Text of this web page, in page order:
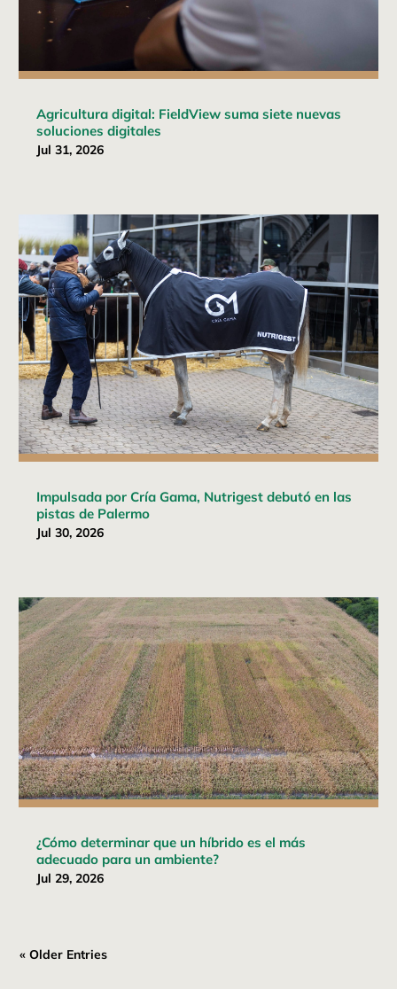
Agricultura digital: FieldView suma siete nuevas
soluciones digitales
Jul 31, 2026
Impulsada por Cría Gama, Nutrigest debutó en las
pistas de Palermo
Jul 30, 2026
¿Cómo determinar que un híbrido es el más
adecuado para un ambiente?
Jul 29, 2026
« Older Entries